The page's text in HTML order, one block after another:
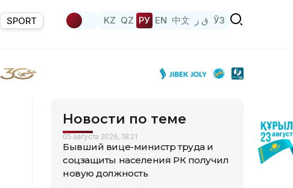
SPORT KZ QZ РУ EN 中文 ق ز ЎЗ
Новости по теме
05 августа 2026, 18:21
Бывший вице-министр труда и
соцзащиты населения РК получил
новую должность